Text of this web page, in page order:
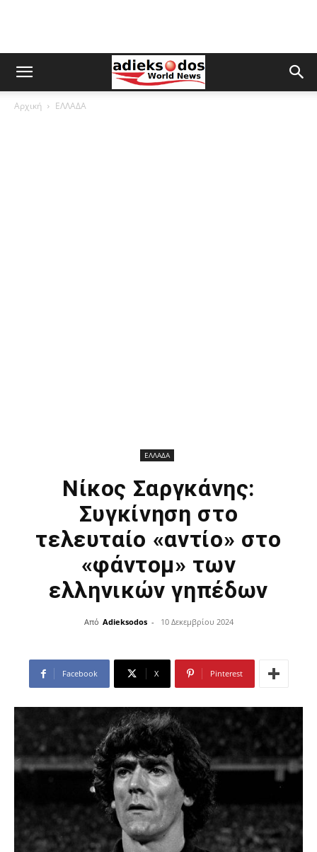
Αρχική ΕΛΛΑΔΑ
ΕΛΛΑΔΑ
Νίκος Σαργκάνης:
Συγκίνηση στο
τελευταίο «αντίο» στο
«φάντομ» των
ελληνικών γηπέδων
Από Adieksodos - 10 Δεκεμβρίου 2024
Facebook X Pinterest